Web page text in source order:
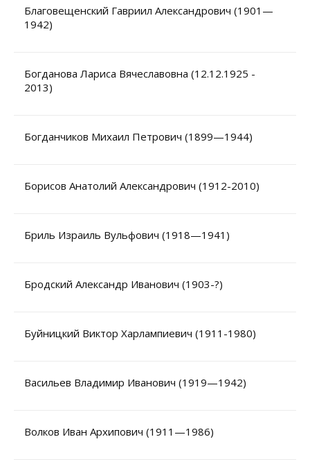
Благовещенский Гавриил Александрович (1901—
1942)
Богданова Лариса Вячеславовна (12.12.1925 -
2013)
Богданчиков Михаил Петрович (1899—1944)
Борисов Анатолий Александрович (1912-2010)
Бриль Израиль Вульфович (1918—1941)
Бродский Александр Иванович (1903-?)
Буйницкий Виктор Харлампиевич (1911-1980)
Васильев Владимир Иванович (1919—1942)
Волков Иван Архипович (1911—1986)